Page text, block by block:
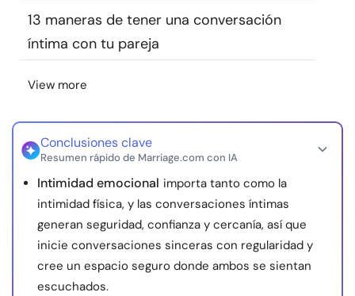
Sobre nosotros Contáctanos Escríbenos
Publicidad con
nosotros
13 maneras de tener una conversación
íntima con tu pareja
View more
Conclusiones clave
Resumen rápido de Marriage.com con IA
Intimidad emocional importa tanto como la
intimidad física, y las conversaciones íntimas
generan seguridad, confianza y cercanía, así que
inicie conversaciones sinceras con regularidad y
cree un espacio seguro donde ambos se sientan
escuchados.